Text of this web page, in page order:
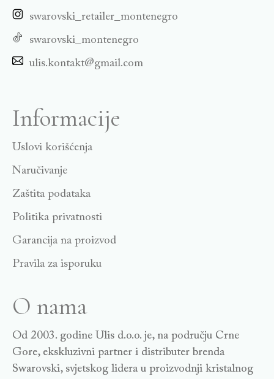
swarovski_retailer_montenegro
swarovski_montenegro
ulis.kontakt@gmail.com
Informacije
Uslovi korišćenja
Naručivanje
Zaštita podataka
Politika privatnosti
Garancija na proizvod
Pravila za isporuku
O nama
Od 2003. godine Ulis d.o.o. je, na području Crne
Gore, ekskluzivni partner i distributer brenda
Swarovski, svjetskog lidera u proizvodnji kristalnog